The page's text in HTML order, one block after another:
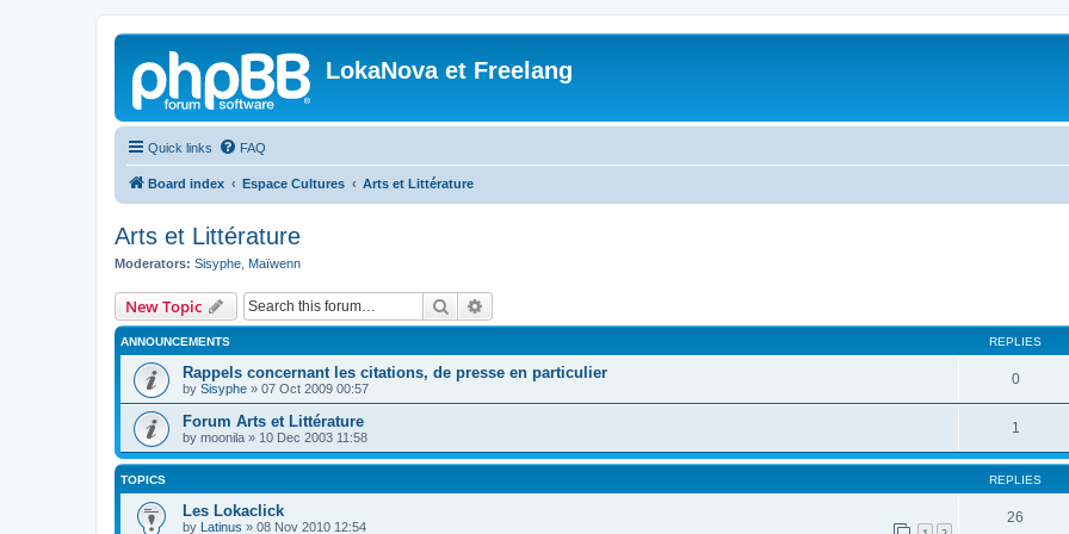
LokaNova et Freelang
Quick links FAQ
Board index Espace Cultures Arts et Littérature
Arts et Littérature
Moderators: Sisyphe Maïwenn
New Topic Search
ANNOUNCEMENTS REPLIES
Rappels concernant les citations, de presse en particulier
by Sisyphe » 07 Oct 2009 00:57
0
Forum Arts et Littérature
by moonila » 10 Dec 2003 11:58
1
TOPICS REPLIES
Les Lokaclick
by Latinus » 08 Nov 2010 12:54
26